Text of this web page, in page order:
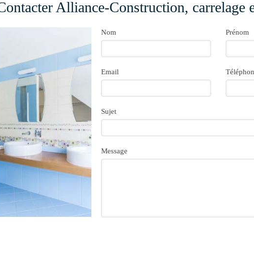
Alliance-Construction, carrelage
Nom Prénom
Email
Sujet
Message